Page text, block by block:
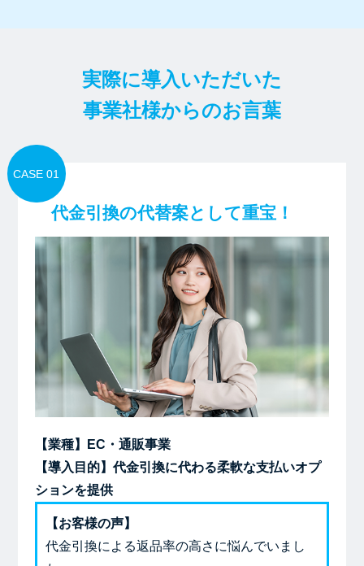
実際に導入いただいた
事業社様からのお言葉
CASE 01
代金引換の代替案として重宝！
【業種】EC・通販事業
【導入目的】代金引換に代わる柔軟な支払いオプ
ションを提供
【お客様の声】
代金引換による返品率の高さに悩んでいまし